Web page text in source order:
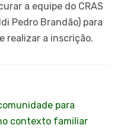
a equipe do CRAS
Pedro Brandão) para
realizar a inscrição.
para
contexto familiar